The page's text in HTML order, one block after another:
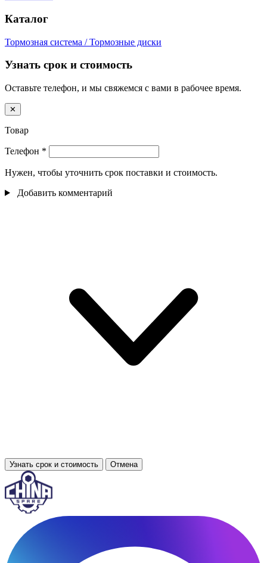
Каталог
Тормозная система / Тормозные диски
Узнать срок и стоимость
Оставьте телефон, и мы свяжемся с вами в рабочее время.
✕
Товар
Телефон *
Нужен, чтобы уточнить срок поставки и стоимость.
Добавить комментарий
Узнать срок и стоимость Отмена